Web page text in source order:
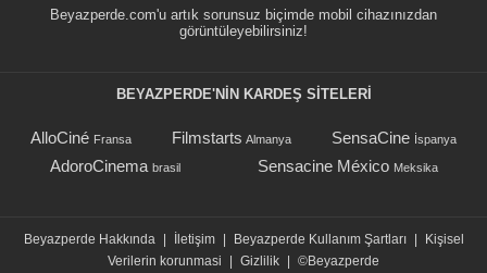
Beyazperde.com'u artık sorunsuz biçimde mobil cihazınızdan
görüntüleyebilirsiniz!
BEYAZPERDE'NIN KARDEŞ SİTELERİ
AlloCiné Fransa Filmstarts Almanya SensaCine İspanya
AdoroCinema brasil Sensacine México Meksika
Beyazperde Hakkında | İletişim | Beyazperde Kullanım Şartları |
Kişisel
Verilerin korunmasi
| Gizlilik | ©Beyazperde